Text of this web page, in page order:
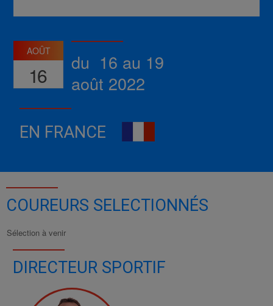
AOÛT
16
du 16 au 19
août 2022
EN FRANCE
COUREURS SELECTIONNÉS
Sélection à venir
DIRECTEUR SPORTIF